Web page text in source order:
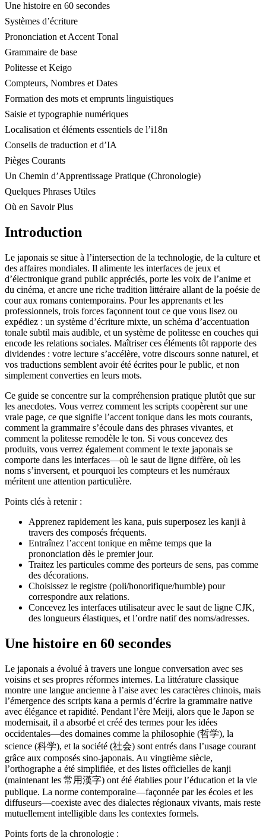
Une histoire en 60 secondes
Systèmes d’écriture
Prononciation et Accent Tonal
Grammaire de base
Politesse et Keigo
Compteurs, Nombres et Dates
Formation des mots et emprunts linguistiques
Saisie et typographie numériques
Localisation et éléments essentiels de l’i18n
Conseils de traduction et d’IA
Pièges Courants
Un Chemin d’Apprentissage Pratique (Chronologie)
Quelques Phrases Utiles
Où en Savoir Plus
Introduction
Le japonais se situe à l’intersection de la technologie, de la culture et
des affaires mondiales. Il alimente les interfaces de jeux et
d’électronique grand public appréciés, porte les voix de l’anime et
du cinéma, et ancre une riche tradition littéraire allant de la poésie de
cour aux romans contemporains. Pour les apprenants et les
professionnels, trois forces façonnent tout ce que vous lisez ou
expédiez : un système d’écriture mixte, un schéma d’accentuation
tonale subtil mais audible, et un système de politesse en couches qui
encode les relations sociales. Maîtriser ces éléments tôt rapporte des
dividendes : votre lecture s’accélère, votre discours sonne naturel, et
vos traductions semblent avoir été écrites pour le public, et non
simplement converties en leurs mots.
Ce guide se concentre sur la compréhension pratique plutôt que sur
les anecdotes. Vous verrez comment les scripts coopèrent sur une
vraie page, ce que signifie l’accent tonique dans les mots courants,
comment la grammaire s’écoule dans des phrases vivantes, et
comment la politesse remodèle le ton. Si vous concevez des
produits, vous verrez également comment le texte japonais se
comporte dans les interfaces—où le saut de ligne diffère, où les
noms s’inversent, et pourquoi les compteurs et les numéraux
méritent une attention particulière.
Points clés à retenir :
Apprenez rapidement les kana, puis superposez les kanji à
travers des composés fréquents.
Entraînez l’accent tonique en même temps que la
prononciation dès le premier jour.
Traitez les particules comme des porteurs de sens, pas comme
des décorations.
Choisissez le registre (poli/honorifique/humble) pour
correspondre aux relations.
Concevez les interfaces utilisateur avec le saut de ligne CJK,
des longueurs élastiques, et l’ordre natif des noms/adresses.
Une histoire en 60 secondes
Le japonais a évolué à travers une longue conversation avec ses
voisins et ses propres réformes internes. La littérature classique
montre une langue ancienne à l’aise avec les caractères chinois, mais
l’émergence des scripts kana a permis d’écrire la grammaire native
avec élégance et rapidité. Pendant l’ère Meiji, alors que le Japon se
modernisait, il a absorbé et créé des termes pour les idées
occidentales—des domaines comme la philosophie (哲学), la
science (科学), et la société (社会) sont entrés dans l’usage courant
grâce aux composés sino-japonais. Au vingtième siècle,
l’orthographe a été simplifiée, et des listes officielles de kanji
(maintenant les 常用漢字) ont été établies pour l’éducation et la vie
publique. La norme contemporaine—façonnée par les écoles et les
diffuseurs—coexiste avec des dialectes régionaux vivants, mais reste
mutuellement intelligible dans les contextes formels.
Points forts de la chronologie :